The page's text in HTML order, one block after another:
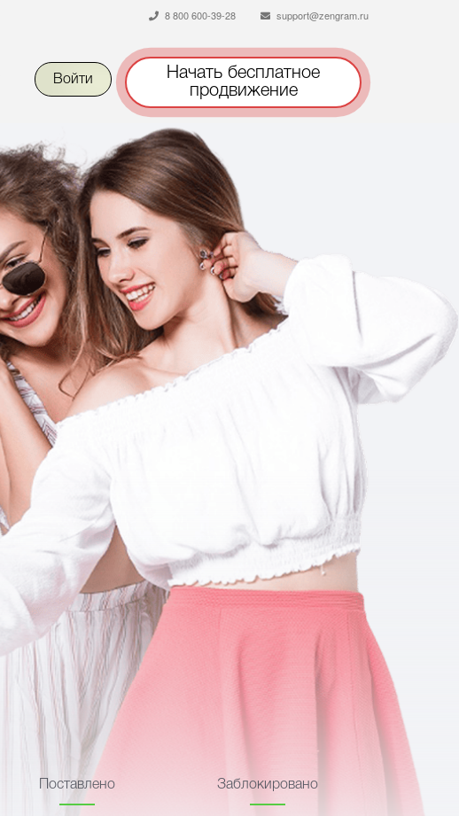
8 800 600-39-28 support@zengram.ru
Войти
Начать бесплатное
продвижение
Поставлено Заблокировано